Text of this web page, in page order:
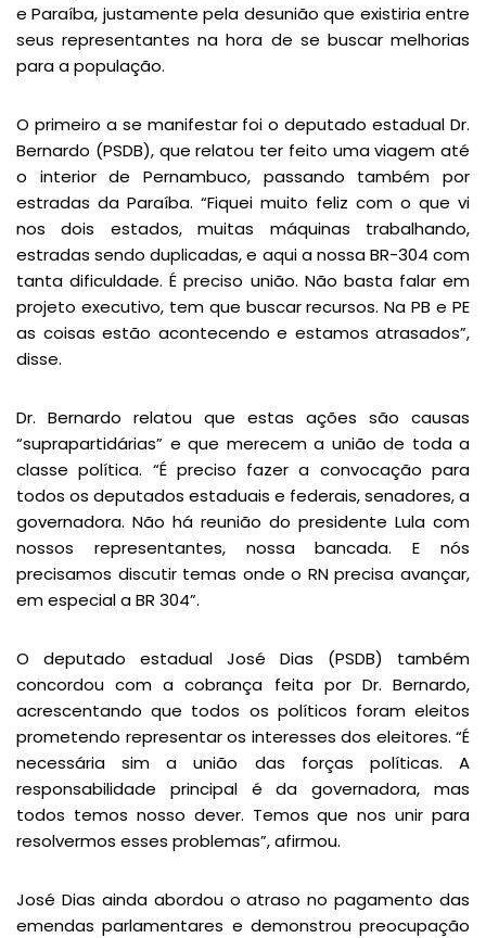
e Paraíba, justamente pela desunião que existiria entre
seus representantes na hora de se buscar melhorias
para a população.
O primeiro a se manifestar foi o deputado estadual Dr.
Bernardo (PSDB), que relatou ter feito uma viagem até
o interior de Pernambuco, passando também por
estradas da Paraíba. “Fiquei muito feliz com o que vi
nos dois estados, muitas máquinas trabalhando,
estradas sendo duplicadas, e aqui a nossa BR-304 com
tanta dificuldade. É preciso união. Não basta falar em
projeto executivo, tem que buscar recursos. Na PB e PE
as coisas estão acontecendo e estamos atrasados”,
disse.
Dr. Bernardo relatou que estas ações são causas
“suprapartidárias” e que merecem a união de toda a
classe política. “É preciso fazer a convocação para
todos os deputados estaduais e federais, senadores, a
governadora. Não há reunião do presidente Lula com
nossos representantes, nossa bancada. E nós
precisamos discutir temas onde o RN precisa avançar,
em especial a BR 304”.
O deputado estadual José Dias (PSDB) também
concordou com a cobrança feita por Dr. Bernardo,
acrescentando que todos os políticos foram eleitos
prometendo representar os interesses dos eleitores. “É
necessária sim a união das forças políticas. A
responsabilidade principal é da governadora, mas
todos temos nosso dever. Temos que nos unir para
resolvermos esses problemas”, afirmou.
José Dias ainda abordou o atraso no pagamento das
emendas parlamentares e demonstrou preocupação